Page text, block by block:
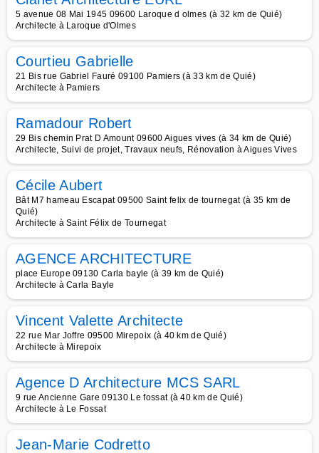
5 avenue 08 Mai 1945 09600 Laroque d olmes (à 32 km de Quié)
Architecte à Laroque d'Olmes
Courtieu Gabrielle
21 Bis rue Gabriel Fauré 09100 Pamiers (à 33 km de Quié)
Architecte à Pamiers
Ramadour Robert
29 Bis chemin Prat D Amount 09600 Aigues vives (à 34 km de Quié)
Architecte, Suivi de projet, Travaux neufs, Rénovation à Aigues Vives
Cécile Aubert
Bât M7 hameau Escapat 09500 Saint felix de tournegat (à 35 km de
Quié)
Architecte à Saint Félix de Tournegat
AGENCE ARCHITECTURE
place Europe 09130 Carla bayle (à 39 km de Quié)
Architecte à Carla Bayle
Vincent Valette Architecte
22 rue Mar Joffre 09500 Mirepoix (à 40 km de Quié)
Architecte à Mirepoix
Agence D Architecture MCS SARL
9 rue Ancienne Gare 09130 Le fossat (à 40 km de Quié)
Architecte à Le Fossat
Jean-Marie Codretto